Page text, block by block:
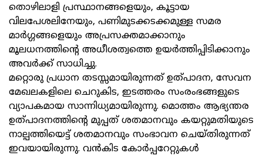
തൊഴിലാളി പ്രസ്ഥാനങ്ങളെയും, കൂട്ടായ
വിലപേശലിനേയും, പണിമുടക്കടക്കമുള്ള സമര
മാർഗ്ഗങ്ങളെയും അപ്രസക്തമാക്കാനും
മൂലധനത്തിന്റെ അധീശത്വത്തെ ഉയർത്തിപ്പിടിക്കാനും
അവർക്ക് സാധിച്ചു.
മറ്റൊരു പ്രധാന തടസ്സമായിരുന്നത് ഉത്പാദന, സേവന
മേഖലകളിലെ ചെറുകിട, ഇടത്തരം സംരംഭങ്ങളുടെ
വ്യാപകമായ സാന്നിധ്യമായിരുന്നു. മൊത്തം ആഭ്യന്തര
ഉത്പാദനത്തിന്റെ മുപ്പത് ശതമാനവും കയറ്റുമതിയുടെ
നാല്പത്തിയെട്ട് ശതമാനവും സംഭാവന ചെയ്തിരുന്നത്
ഇവയായിരുന്നു. വൻകിട കോർപ്പറേറ്റുകൾ